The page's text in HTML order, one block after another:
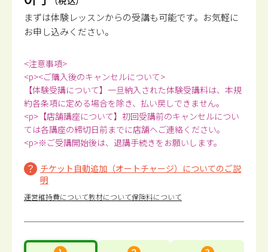
まずは体験レッスンからの受講も可能です。 お気軽に
お申し込みください。
<注意事項>
<p><ご購入後のキャンセルについて>
【体験受講について】一旦納入された体験受講料は、本規
約各条項に定める場合を除き、払い戻しできません。
<p>【店舗講座について】初回受講前のキャンセルについ
ては各講座の締切日前までに店舗へご連絡ください。
<p>※ご受講開始後は、退講手続きをお願いします。
チケット自動追加（オートチャージ）についてのご説
明
運営維持費について教材について保険料について